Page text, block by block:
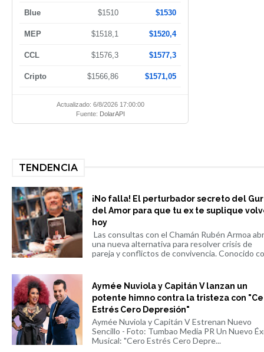
Blue $1510 $1530
MEP $1518,1 $1520,4
CCL $1576,3 $1577,3
Cripto $1566,86 $1571,05
Actualizado: 6/8/2026 17:00:00
Fuente: DolarAPI
TENDENCIA
¡No falla! El perturbador secreto del
del Amor para que tu ex te suplique
hoy
Las consultas con el Chamán Rubén Armoa
una nueva alternativa para resolver crisis de
pareja y conflictos de convivencia. Conocido
Aymée Nuviola y Capitán V lanzan un
potente himno contra la tristeza con
Estrés Cero Depresión"
Aymée Nuviola y Capitán V Estrenan Nuevo
Sencillo - Foto: Tumbao Media PR Un Nuevo
Musical: "Cero Estrés Cero Depre...